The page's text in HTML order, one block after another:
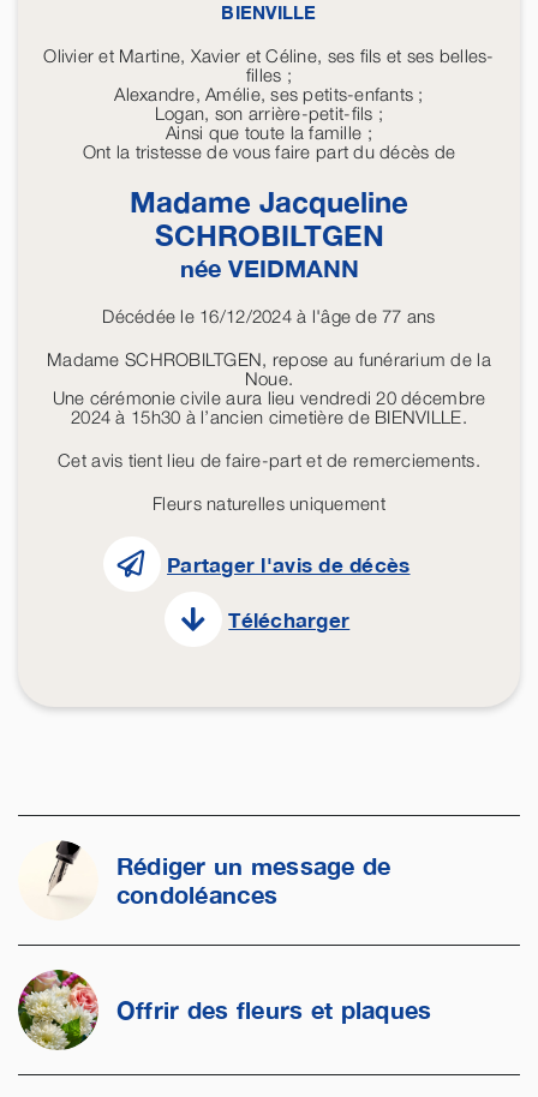
BIENVILLE
Olivier et Martine, Xavier et Céline, ses fils et ses belles-
filles ;
Alexandre, Amélie, ses petits-enfants ;
Logan, son arrière-petit-fils ;
Ainsi que toute la famille ;
Ont la tristesse de vous faire part du décès de
Madame Jacqueline
SCHROBILTGEN
née VEIDMANN
Décédée le 16/12/2024 à l'âge de 77 ans
Madame SCHROBILTGEN, repose au funérarium de la
Noue.
Une cérémonie civile aura lieu vendredi 20 décembre
2024 à 15h30 à l’ancien cimetière de BIENVILLE.
Cet avis tient lieu de faire-part et de remerciements.
Fleurs naturelles uniquement
Partager l'avis de décès
Télécharger
Rédiger un message de
condoléances
Offrir des fleurs et plaques